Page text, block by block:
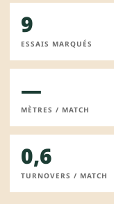
9
ESSAIS MARQUÉS
—
MÈTRES / MATCH
0,6
TURNOVERS / MATCH